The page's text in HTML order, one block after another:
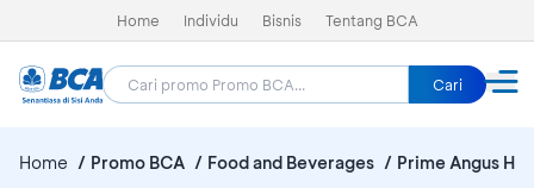
Home Individu Bisnis Tentang BCA
Cari
Home Promo BCA Food and Beverages Prime Angus